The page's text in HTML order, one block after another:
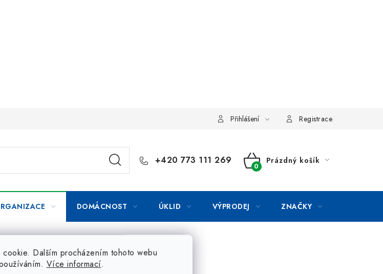
Dalším procházením tohoto webu
Více informací.
Přihlášení Registrace
+420 773 111 269
NÁKUPNÍ
Prázdný košík
DOMÁCNOST ÚKLID VÝPRODEJ ZNAČKY